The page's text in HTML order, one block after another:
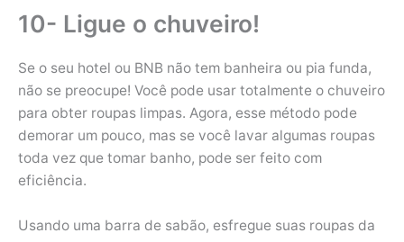
10- Ligue o chuveiro!
Se o seu hotel ou BNB não tem banheira ou pia funda,
não se preocupe! Você pode usar totalmente o chuveiro
para obter roupas limpas. Agora, esse método pode
demorar um pouco, mas se você lavar algumas roupas
toda vez que tomar banho, pode ser feito com
eficiência.
Usando uma barra de sabão, esfregue suas roupas da